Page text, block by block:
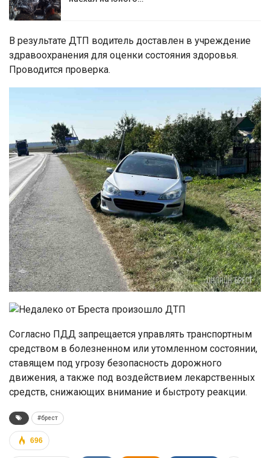
В результате ДТП водитель доставлен в учреждение
здравоохранения для оценки состояния здоровья.
Проводится проверка.
Согласно ПДД запрещается управлять транспортным
средством в болезненном или утомленном состоянии,
ставящем под угрозу безопасность дорожного
движения, а также под воздействием лекарственных
средств, снижающих внимание и быстроту реакции.
#брест
696